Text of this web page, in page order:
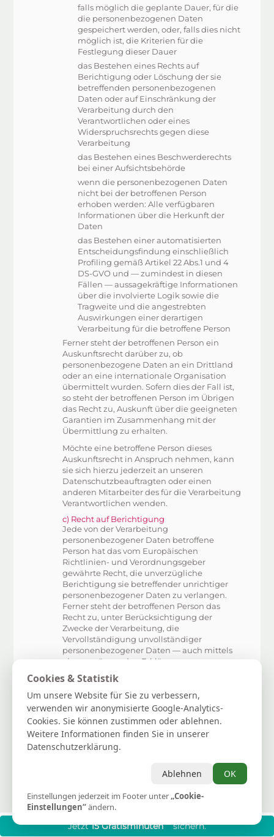
falls möglich die geplante Dauer, für die
die personenbezogenen Daten
gespeichert werden, oder, falls dies nicht
möglich ist, die Kriterien für die
Festlegung dieser Dauer
das Bestehen eines Rechts auf
Berichtigung oder Löschung der sie
betreffenden personenbezogenen
Daten oder auf Einschränkung der
Verarbeitung durch den
Verantwortlichen oder eines
Widerspruchsrechts gegen diese
Verarbeitung
das Bestehen eines Beschwerderechts
bei einer Aufsichtsbehörde
wenn die personenbezogenen Daten
nicht bei der betroffenen Person
erhoben werden: Alle verfügbaren
Informationen über die Herkunft der
Daten
das Bestehen einer automatisierten
Entscheidungsfindung einschließlich
Profiling gemäß Artikel 22 Abs.1 und 4
DS-GVO und — zumindest in diesen
Fällen — aussagekräftige Informationen
über die involvierte Logik sowie die
Tragweite und die angestrebten
Auswirkungen einer derartigen
Verarbeitung für die betroffene Person
Ferner steht der betroffenen Person ein
Auskunftsrecht darüber zu, ob
personenbezogene Daten an ein Drittland
oder an eine internationale Organisation
übermittelt wurden. Sofern dies der Fall ist,
so steht der betroffenen Person im Übrigen
das Recht zu, Auskunft über die geeigneten
Garantien im Zusammenhang mit der
Übermittlung zu erhalten.
Möchte eine betroffene Person dieses
Auskunftsrecht in Anspruch nehmen, kann
sie sich hierzu jederzeit an unseren
Datenschutzbeauftragten oder einen
anderen Mitarbeiter des für die Verarbeitung
Verantwortlichen wenden.
c) Recht auf Berichtigung
Jede von der Verarbeitung
personenbezogener Daten betroffene
Person hat das vom Europäischen
Richtlinien- und Verordnungsgeber
gewährte Recht, die unverzügliche
Berichtigung sie betreffender unrichtiger
personenbezogener Daten zu verlangen.
Ferner steht der betroffenen Person das
Recht zu, unter Berücksichtigung der
Zwecke der Verarbeitung, die
Vervollständigung unvollständiger
personenbezogener Daten — auch mittels
einer ergänzenden Erklärung — zu
verlangen.
Möchte eine betroffene Person dieses
Berichtigungsrecht in Anspruch nehmen,
kann sie sich hierzu jederzeit an unseren
Datenschutzbeauftragten oder einen
anderen Mitarbeiter des für die Verarbeitung
Verantwortlichen wenden.
d) Recht auf Löschung (Recht auf Vergessen
Jede von der Verarbeitung
personenbezogener Daten betroffene
Person hat das vom Europäischen
Richtlinien- und Verordnungsgeber
gewährte Recht, von dem Verantwortlichen
zu verlangen, dass die sie betreffenden
Cookies & Statistik
Um unsere Website für Sie zu verbessern,
verwenden wir anonymisierte Google-Analytics-
Cookies. Sie können zustimmen oder ablehnen.
Weitere Informationen finden Sie in unserer
Datenschutzerklärung.
Ablehnen OK
Einstellungen jederzeit im Footer unter„Cookie-
Einstellungen“ändern.
Jetzt15 Gratisminuten***sichern.